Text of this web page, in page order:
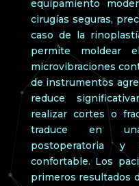
equipamiento
cirugías seguras,
caso de la
permite moldear
microvibraciones
de instrumentos
reduce
realizar cortes o
traduce en
postoperatoria y
confortable. Los
primeros resultados